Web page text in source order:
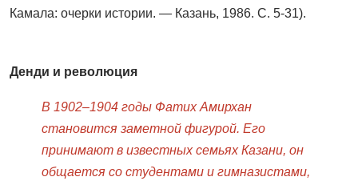
Камала: очерки истории. — Казань, 1986. С. 5-31).
Денди и революция
В 1902–1904 годы Фатих Амирхан
становится заметной фигурой. Его
принимают в известных семьях Казани, он
общается со студентами и гимназистами,